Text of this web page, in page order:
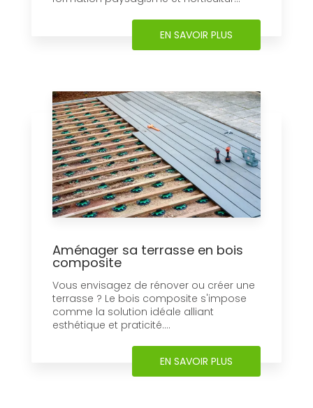
EN SAVOIR PLUS
Aménager sa terrasse en bois
composite
Vous envisagez de rénover ou créer une
terrasse ? Le bois composite s'impose
comme la solution idéale alliant
esthétique et praticité....
EN SAVOIR PLUS